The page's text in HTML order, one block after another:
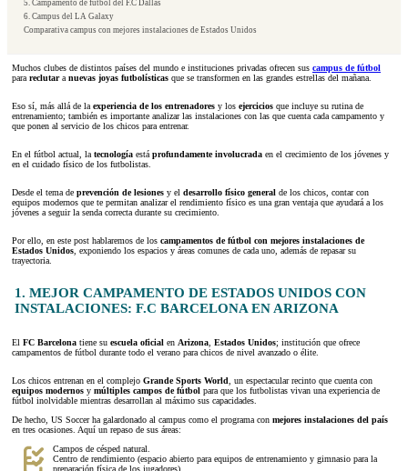
5. Campamento de fútbol del F.C Dallas
6. Campus del LA Galaxy
Comparativa campus con mejores instalaciones de Estados Unidos
Muchos clubes de distintos países del mundo e instituciones privadas ofrecen sus campus de fútbol
para reclutara nuevas joyas futbolísticas que se transformen en las grandes estrellas del mañana.
Eso sí, más allá de la experiencia de los entrenadores y los ejercicios que incluye su rutina de
entrenamiento; también es importante analizar las instalaciones con las que cuenta cada campamento y
que ponen al servicio de los chicos para entrenar.
En el fútbol actual, la tecnología está profundamente involucrada en el crecimiento de los jóvenes y
en el cuidado físico de los futbolistas.
Desde el tema de prevención de lesiones y el desarrollo físico general de los chicos, contar con
equipos modernos que te permitan analizar el rendimiento físico es una gran ventaja que ayudará a los
jóvenes a seguir la senda correcta durante su crecimiento.
Por ello, en este post hablaremos de los campamentos de fútbol con mejores instalaciones de
Estados Unidos , exponiendo los espacios y áreas comunes de cada uno, además de repasar su
trayectoria.
1. MEJOR CAMPAMENTO DE ESTADOS UNIDOS CON
INSTALACIONES: F.C BARCELONA EN ARIZONA
El FC Barcelona tiene su escuela oficial en Arizona Estados Unidos; institución que ofrece
campamentos de fútbol durante todo el verano para chicos de nivel avanzado o élite.
Los chicos entrenan en el complejo Grande Sports World , un espectacular recinto que cuenta con
equipos modernos y múltiples campos de fútbol para que los futbolistas vivan una experiencia de
fútbol inolvidable mientras desarrollan al máximo sus capacidades.
De hecho, US Soccer ha galardonado al campus como el programa con mejores instalaciones del país
en tres ocasiones. Aquí un repaso de sus áreas:
Campos de césped natural.
Centro de rendimiento (espacio abierto para equipos de entrenamiento y gimnasio para la
preparación física de los jugadores).